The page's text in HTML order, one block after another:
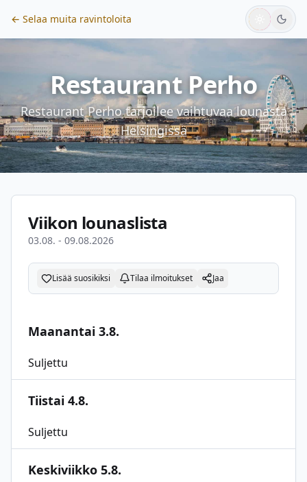
← Selaa muita ravintoloita
Restaurant Perho
Restaurant Perhotarjoilee vaihtuvaa lounasta
Helsingissä
Viikon lounaslista
03.08. - 09.08.2026
Lisää suosikiksi Tilaa ilmoitukset Jaa
Maanantai 3.8.
Suljettu
Tiistai 4.8.
Suljettu
Keskiviikko 5.8.